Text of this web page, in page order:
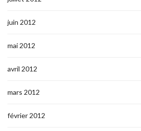
juin 2012
mai 2012
avril 2012
mars 2012
février 2012